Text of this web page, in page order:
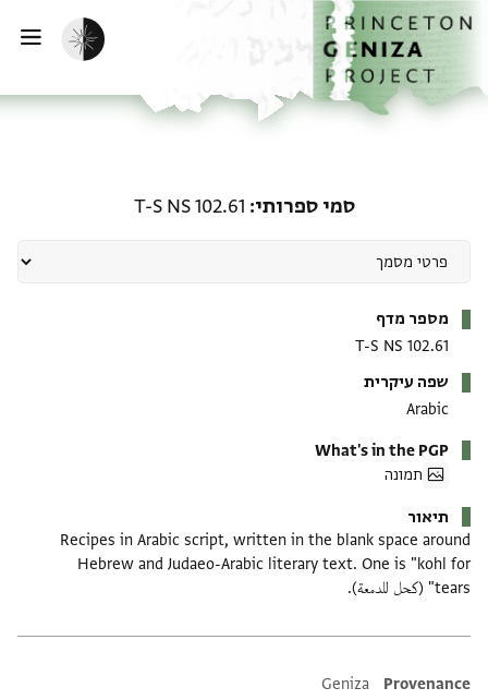
לתוכןהבית
הפעלת מצב כהה
סמי ספרותי T-S NS 102.61
מספר מדף
T-S NS 102.61
שפה עיקרית
Arabic
What's in the PGP
תמונה
תיאור
Recipes in Arabic script, written in the blank space around
Hebrew and Judaeo-Arabic literary text. One is "kohl for
tears" (كحل للدمعة).
Additional metadata
Provenance
Geniza